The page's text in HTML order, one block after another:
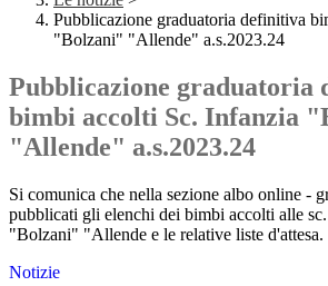
Pubblicazione graduatoria definitiva
"Bolzani" "Allende" a.s.2023.24
Pubblicazione graduatoria
bimbi accolti Sc. Infanzia
"Allende" a.s.2023.24
Si comunica che nella sezione albo online -
pubblicati gli elenchi dei bimbi accolti alle
"Bolzani" "Allende e le relative liste d'attesa.
Notizie